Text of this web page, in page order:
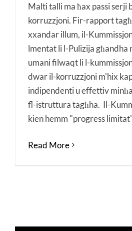
Malti talli ma ħax passi serji
korruzzjoni. Fir-rapport
xxandar illum, il-
lmentat li l-Pulizija għandha
umani filwaqt li l-
dwar il-korruzzjoni m'hix
indipendenti u effettiv
fl-istruttura tagħha. Il-
kien hemm "progress
Read More